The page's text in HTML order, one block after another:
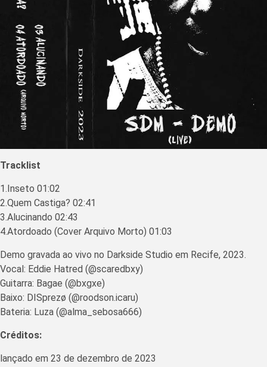
Tracklist
1.Inseto 01:02
2.Quem Castiga? 02:41
3.Alucinando 02:43
4.Atordoado (Cover Arquivo Morto) 01:03
Demo gravada ao vivo no Darkside Studio em Recife, 2023.
Vocal: Eddie Hatred (@scaredbxy)
Guitarra: Bagae (@bxgxe)
Baixo: DISprezø (@roodson.icaru)
Bateria: Luza (@alma_sebosa666)
Créditos:
lançado em 23 de dezembro de 2023